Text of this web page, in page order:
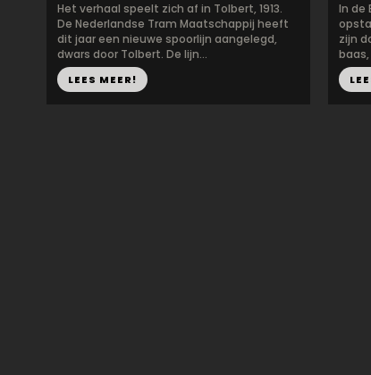
Het verhaal speelt zich af in Tolbert, 1913.
De Nederlandse Tram Maatschappij heeft
dit jaar een nieuwe spoorlijn aangelegd,
dwars door Tolbert. De lijn...
LEES MEER!
In de
zijn
baas,